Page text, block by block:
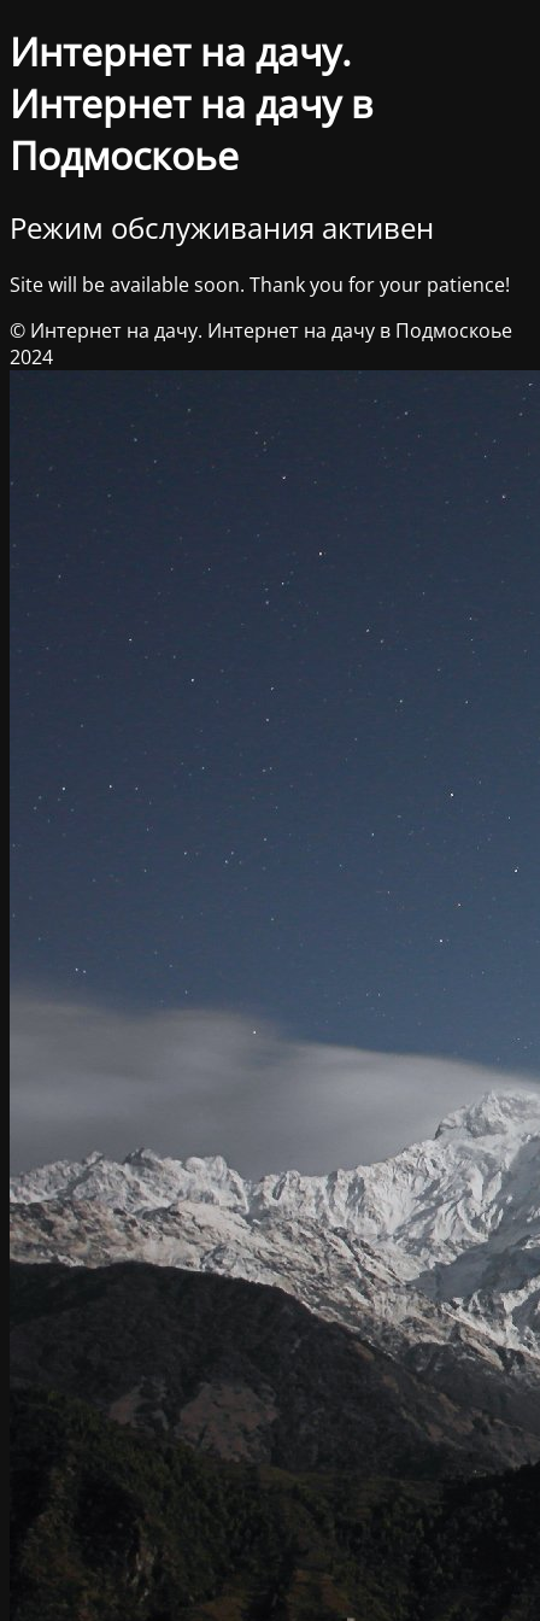
Интернет на дачу.
Интернет на дачу в
Подмоскоье
Режим обслуживания активен
Site will be available soon. Thank you for your patience!
© Интернет на дачу. Интернет на дачу в Подмоскоье
2024